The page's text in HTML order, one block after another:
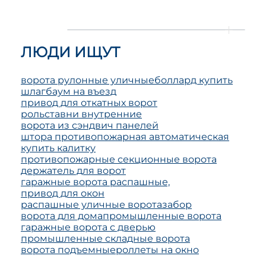
ЛЮДИ ИЩУТ
ворота рулонные уличныеболлард купить
шлагбаум на въезд
привод для откатных ворот
рольставни внутренние
ворота из сэндвич панелей
штора противопожарная автоматическая
купить калитку
противопожарные секционные ворота
держатель для ворот
гаражные ворота распашные,
привод для окон
распашные уличные воротазабор
ворота для домапромышленные ворота
гаражные ворота с дверью
промышленные складные ворота
ворота подъемныероллеты на окно